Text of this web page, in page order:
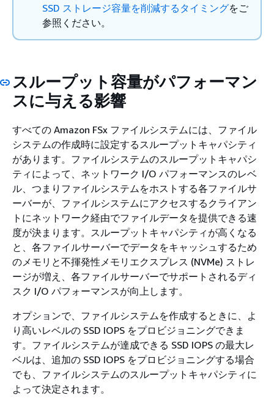
SSD ストレージ容量を削減するタイミングをご
参照ください。
スループット容量がパフォーマン
スに与える影響
すべての Amazon FSx ファイルシステムには、ファイル
システムの作成時に設定するスループットキャパシティ
があります。ファイルシステムのスループットキャパシ
ティによって、ネットワーク I/O パフォーマンスのレベ
ル、つまりファイルシステムをホストする各ファイルサ
ーバーが、ファイルシステムにアクセスするクライアン
トにネットワーク経由でファイルデータを提供できる速
度が決まります。スループットキャパシティが高くなる
と、各ファイルサーバーでデータをキャッシュするため
のメモリと不揮発性メモリエクスプレス (NVMe) ストレ
ージが増え、各ファイルサーバーでサポートされるディ
スク I/O パフォーマンスが向上します。
オプションで、ファイルシステムを作成するときに、よ
り高いレベルの SSD IOPS をプロビジョニングできま
す。ファイルシステムが達成できる SSD IOPS の最大レ
ベルは、追加の SSD IOPS をプロビジョニングする場合
でも、ファイルシステムのスループットキャパシティに
よって決定されます。